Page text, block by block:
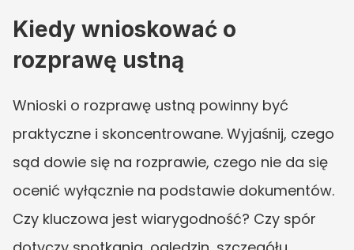
Kiedy wnioskować o
rozprawę ustną
Wnioski o rozprawę ustną powinny być
praktyczne i skoncentrowane. Wyjaśnij, czego
sąd dowie się na rozprawie, czego nie da się
ocenić wyłącznie na podstawie dokumentów.
Czy kluczowa jest wiarygodność? Czy spór